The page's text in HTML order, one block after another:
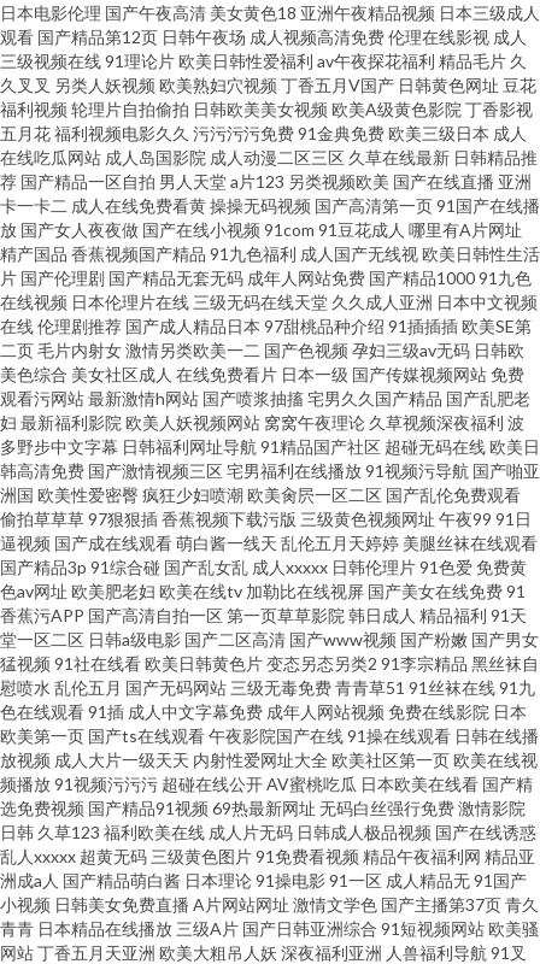
午夜AV剧院 国产91福利 91视频免贵观看 含羞草免费91 日韩成人性交 91视
屏专区 国产TS人妖另类 欧美日AV 美女被男人侵犯 91视频永久网址
日本电影伦理 国产午夜高清 美女黄色18 亚洲午夜精品视频 日本三级成人
观看 国产精品第12页 日韩午夜场 成人视频高清免费伦理在线影视 成人
三级视频在线91理论片欧美日韩性爱福利 av午夜探花福利 精品毛片 久
久叉叉 另类人妖视频 欧美熟妇穴视频 丁香五月V国产 日韩黄色网址 豆花
福利视频 轮理片自拍偷拍 日韩欧美美女视频 欧美A级黄色影院 丁香影视
五月花福利视频电影久久 污污污污免费91金典免费欧美三级日本 成人
在线吃瓜网站 成人岛国影院 成人动漫二区三区 久草在线最新 日韩精品推
荐 国产精品一区自拍 男人天堂a片123 另类视频欧美 国产在线直播 亚洲
卡一卡二 成人在线免费看黄操操无码视频 国产高清第一页91国产在线播
放 国产女人夜夜做 国产在线小视频 91com 91豆花成人 哪里有A片网址
精产国品 香蕉视频国产精品 91九色福利 成人国产无线视欧美日韩性生活
片 国产伦理剧 国产精品无套无码 成年人网站免费 国产精品100091九色
在线视频 日本伦理片在线 三级无码在线天堂 久久成人亚洲 日本中文视频
在线伦理剧推荐 国产成人精品日本 97甜桃品种介绍 91插插插欧美SE第
二页毛片内射女激情另类欧美一二 国产色视频 孕妇三级av无码 日韩欧
美色综合 美女社区成人 在线免费看片 日本一级 国产传媒视频网站免费
观看污网站最新激情h网站 国产喷浆抽搐宅男久久国产精品 国产乱肥老
妇 最新福利影院 欧美人妖视频网站 窝窝午夜理论 久草视频深夜福利 波
多野步中文字幕 日韩福利网址导航 91精品国产社区 超碰无码在线欧美日
韩高清免费 国产激情视频三区宅男福利在线播放91视频污导航 国产啪亚
洲国 欧美性爱密臀疯狂少妇喷潮欧美肏屄一区二区 国产乱伦免费观看
偷拍草草草97狠狠插香蕉视频下载污版 三级黄色视频网址 午夜99 91日
逼视频 国产成在线观看萌白酱一线天 乱伦五月天婷婷 美腿丝袜在线观看
国产精品3p 91综合碰 国产乱女乱 成人xxxxx 日韩伦理片91色爱免费黄
色av网址 欧美肥老妇 欧美在线tv 加勒比在线视屏 国产美女在线免费91
香蕉污APP 国产高清自拍一区第一页草草影院 韩日成人 精品福利 91天
堂一区二区 日韩a级电影 国产二区高清 国产www视频 国产粉嫩 国产男女
猛视频 91社在线看欧美日韩黄色片变态另态另类2 91李宗精品 黑丝袜自
慰喷水 乱伦五月 国产无码网站 三级无毒免费青青草51 91丝袜在线91九
色在线观看91插 成人中文字幕免费 成年人网站视频 免费在线影院 日本
欧美第一页 国产ts在线观看午夜影院国产在线91操在线观看 日韩在线播
放视频 成人大片一级天天 内射性爱网址大全 欧美社区第一页欧美在线视
频播放91视频污污污 超碰在线公开AV蜜桃吃瓜 日本欧美在线看 国产精
选免费视频 国产精品91视频 69热最新网址 无码白丝强行免费激情影院
日韩 久草123 福利欧美在线 成人片无码 日韩成人极品视频 国产在线诱惑
乱人xxxxx 超黄无码 三级黄色图片91免费看视频 精品午夜福利网 精品亚
洲成a人 国产精品萌白酱 日本理论91操电影91一区 成人精品无91国产
小视频 日韩美女免费直播 A片网站网址 激情文学色 国产主播第37页青久
青青 日本精品在线播放 三级A片 国产日韩亚洲综合 91短视频网站欧美骚
网站丁香五月天亚洲 欧美大粗吊人妖 深夜福利亚洲 人兽福利导航 91叉